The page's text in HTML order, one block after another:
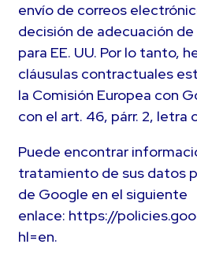
envío de correos
decisión de adecuación de
para EE. UU. Por lo tanto,
cláusulas contractuales
la Comisión Europea con
con el art. 46, párr. 2, letra
Puede encontrar
tratamiento de sus datos
de Google en el siguiente
enlace: https://
hl=en.